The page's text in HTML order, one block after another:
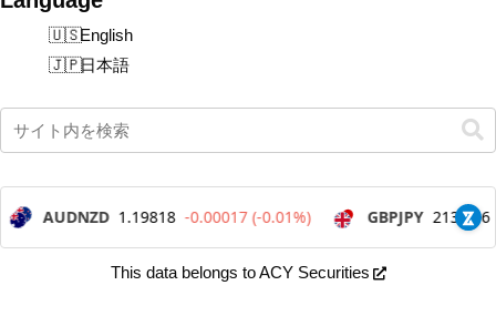
English
日本語
This data belongs to ACY Securities